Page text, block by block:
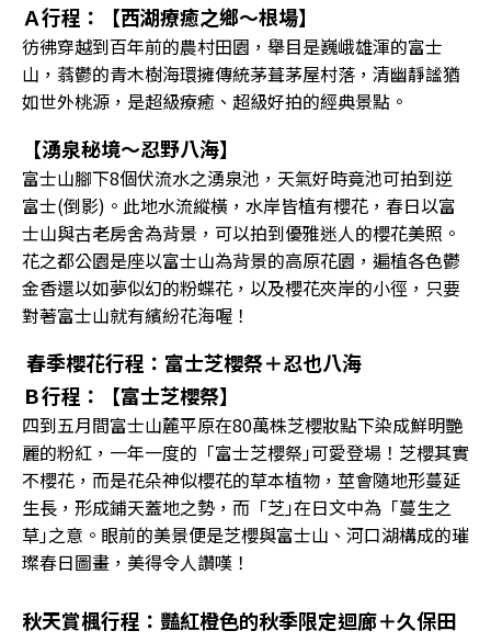
Ａ行程：【西湖療癒之鄉～根場】
彷彿穿越到百年前的農村田園，舉目是巍峨雄渾的富士
山，蓊鬱的青木樹海環擁傳統茅葺茅屋村落，清幽靜謐猶
如世外桃源，是超級療癒、超級好拍的經典景點。
【湧泉秘境～忍野八海】
富士山腳下8個伏流水之湧泉池，天氣好時竟池可拍到逆
富士(倒影)。此地水流縱橫，水岸皆植有櫻花，春日以富
士山與古老房舍為背景，可以拍到優雅迷人的櫻花美照。
花之都公園是座以富士山為背景的高原花園，遍植各色鬱
金香還以如夢似幻的粉蝶花，以及櫻花夾岸的小徑，只要
對著富士山就有繽紛花海喔！
春季櫻花行程：富士芝櫻祭＋忍也八海
Ｂ行程：【富士芝櫻祭】
四到五月間富士山麓平原在80萬株芝櫻妝點下染成鮮明艷
麗的粉紅，一年一度的「富士芝櫻祭｣可愛登場！芝櫻其實
不櫻花，而是花朵神似櫻花的草本植物，莖會隨地形蔓延
生長，形成鋪天蓋地之勢，而「芝｣在日文中為「蔓生之
草｣之意。眼前的美景便是芝櫻與富士山、河口湖構成的璀
璨春日圖畫，美得令人讚嘆！
秋天賞楓行程：豔紅橙色的秋季限定迴廊＋久保田